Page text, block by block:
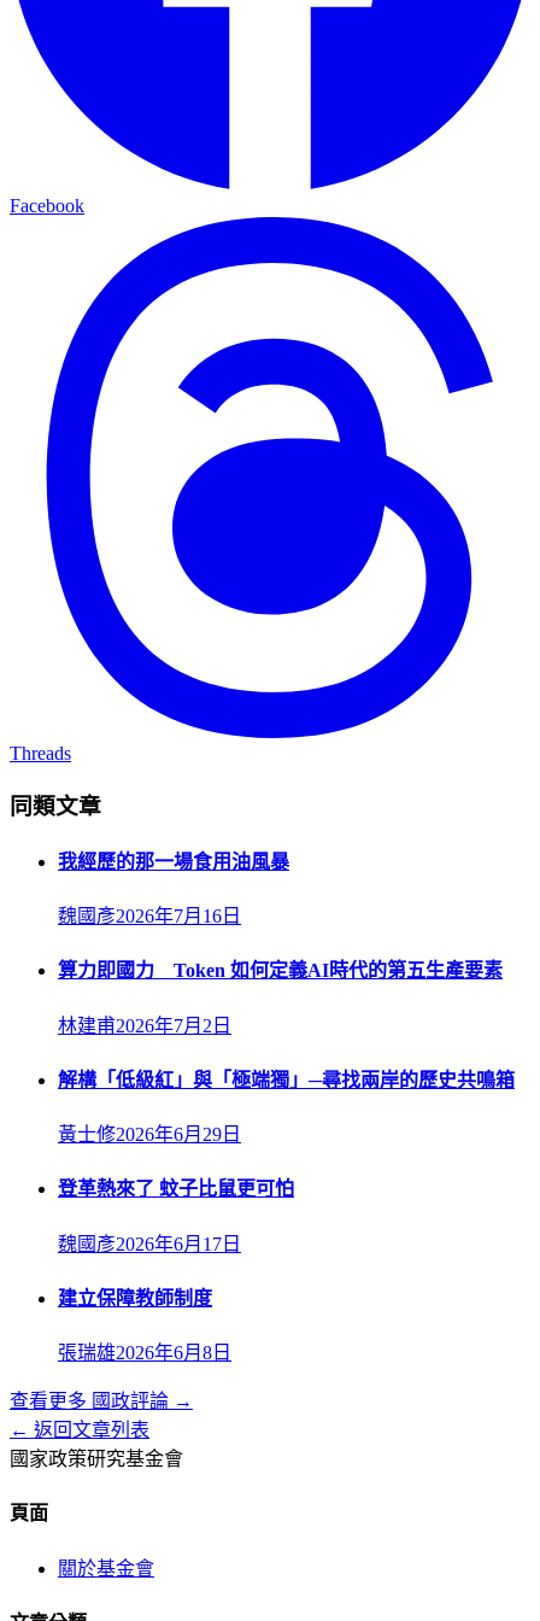
Facebook
Threads
同類文章
我經歷的那一場食用油風暴
魏國彥2026年7月16日
算力即國力 Token 如何定義AI時代的第五生產要素
林建甫2026年7月2日
解構「低級紅」與「極端獨」─尋找兩岸的歷史共鳴箱
黃士修2026年6月29日
登革熱來了 蚊子比鼠更可怕
魏國彥2026年6月17日
建立保障教師制度
張瑞雄2026年6月8日
查看更多 國政評論 →
← 返回文章列表
國家政策研究基金會
頁面
關於基金會